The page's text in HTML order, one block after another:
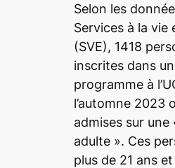
Selon les
Services à la vie
(SVE), 1418
inscrites dans un
programme à
l’automne 2023
admises sur une
adulte ». Ces
plus de 21 ans